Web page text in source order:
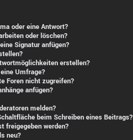
oder eine Antwort?
oder löschen?
Signatur anfügen?
erstellen?
Umfrage?
Foren nicht zugreifen?
anfügen?
melden?
beim Schreiben eines Beitrags?
freigegeben werden?
neu?